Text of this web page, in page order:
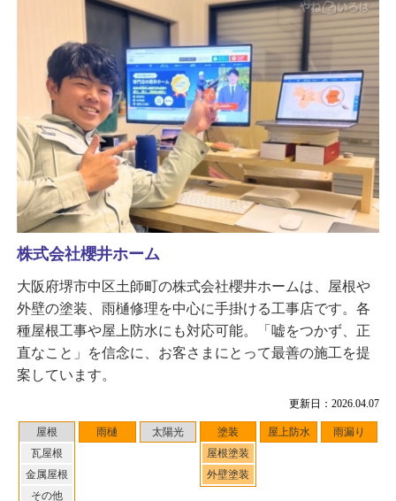
更新日：2026.04.07
屋根
瓦屋根
金属屋根
その他
雨樋 太陽光
塗装
屋根塗装
外壁塗装
屋上防水 雨漏り
株式会社櫻井ホーム
大阪府堺市中区土師町の株式会社櫻井ホームは、屋根や
外壁の塗装、雨樋修理を中心に手掛ける工事店です。各
種屋根工事や屋上防水にも対応可能。「嘘をつかず、正
直なこと」を信念に、お客さまにとって最善の施工を提
案しています。